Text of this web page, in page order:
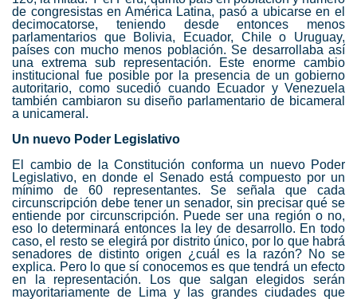
de congresistas en América Latina, pasó a ubicarse en el
decimocatorse, teniendo desde entonces menos
parlamentarios que Bolivia, Ecuador, Chile o Uruguay,
países con mucho menos población. Se desarrollaba así
una extrema sub representación. Este enorme cambio
institucional fue posible por la presencia de un gobierno
autoritario, como sucedió cuando Ecuador y Venezuela
también cambiaron su diseño parlamentario de bicameral
a unicameral.
Un nuevo Poder Legislativo
El cambio de la Constitución conforma un nuevo Poder
Legislativo, en donde el Senado está compuesto por un
mínimo de 60 representantes. Se señala que cada
circunscripción debe tener un senador, sin precisar qué se
entiende por circunscripción. Puede ser una región o no,
eso lo determinará entonces la ley de desarrollo. En todo
caso, el resto se elegirá por distrito único, por lo que habrá
senadores de distinto origen ¿cuál es la razón? No se
explica. Pero lo que sí conocemos es que tendrá un efecto
en la representación. Los que salgan elegidos serán
mayoritariamente de Lima y las grandes ciudades que